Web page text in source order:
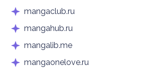
mangaclub.ru
mangahub.ru
mangalib.me
mangaonelove.ru